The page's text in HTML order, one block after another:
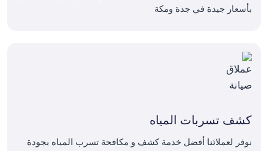
بأسعار جيدة في جدة ومكة
كشف تسربات المياه
نوفر لعملائنا أفضل خدمة كشف و مكافحة تسرب المياه بجودة